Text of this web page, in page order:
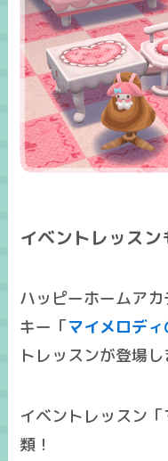
イベントレッスン
ハッピーホームア
キー「マイメロデ
トレッスンが登場し
イベントレッスン
類 ！